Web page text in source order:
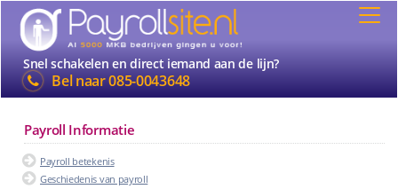
Snel schakelen en direct iemand aan de lijn?
Bel naar085-0043648
Payroll Informatie
Payroll betekenis
Geschiedenis van payroll